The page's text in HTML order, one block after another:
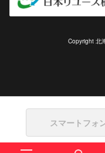
Copyright 北
スマートフォ